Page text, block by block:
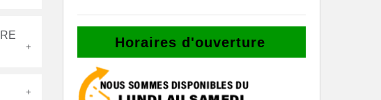
Horaires d'ouverture